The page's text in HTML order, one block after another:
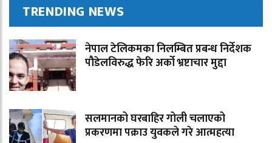
TRENDING NEWS
नेपाल टेलिकमका निलम्बित प्रबन्ध निर्देशक
पौडेलविरुद्ध फेरि अर्को भ्रष्टाचार मुद्दा
सलमानको घरबाहिर गोली चलाएको
प्रकरणमा पक्राउ युवकले गरे आत्महत्या